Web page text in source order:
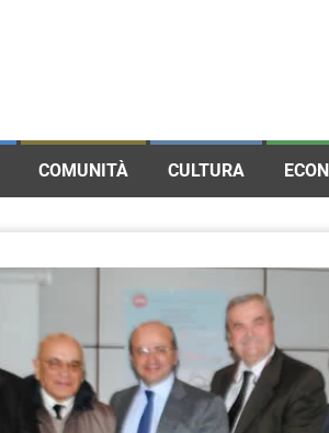
COMUNITÀ CULTURA